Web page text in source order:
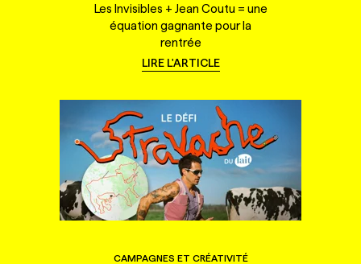
Les Invisibles + Jean Coutu = une
équation gagnante pour la
rentrée
LIRE L'ARTICLE
CAMPAGNES ET CRÉATIVITÉ